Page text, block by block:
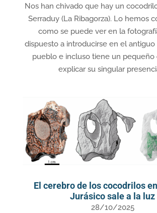
Nos han chivado que hay un
Serraduy (La Ribagorza). Lo hemos
como se puede ver en la
dispuesto a introducirse en el
pueblo e incluso tiene un pequeño
explicar su singular
El cerebro de los cocodrilos
Jurásico sale a la luz
28/10/2025